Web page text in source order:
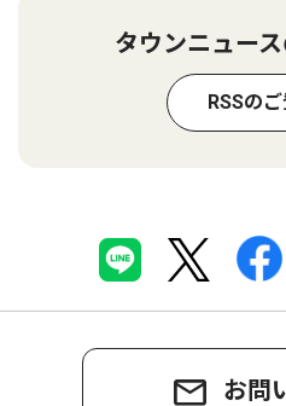
タウンニュー
RSSの
お問